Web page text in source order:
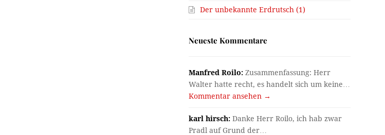
Der unbekannte Erdrutsch (1)
Neueste Kommentare
Manfred Roilo: Zusammenfassung: Herr
Walter hatte recht, es handelt sich um keine…
Kommentar ansehen →
karl hirsch: Danke Herr Roilo, ich hab zwar
Pradl auf Grund der…